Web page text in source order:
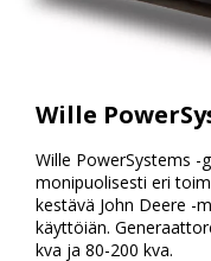
Wille
Wille PowerSystems
monipuolisesti eri
kestävä John Deere -
käyttöiän.
kva ja 80-200 kva.